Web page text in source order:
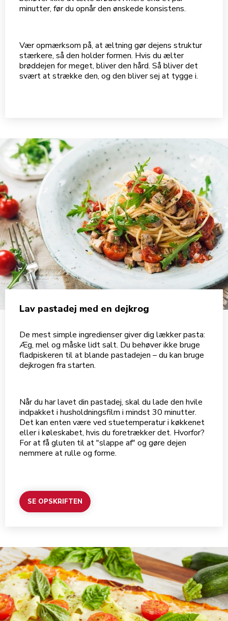
minutter, før du opnår den ønskede konsistens.
Vær opmærksom på, at æltning gør dejens struktur
stærkere, så den holder formen. Hvis du ælter
brøddejen for meget, bliver den hård. Så bliver det
svært at strække den, og den bliver sej at tygge i.
Lav pastadej med en dejkrog
De mest simple ingredienser giver dig lækker pasta:
Æg, mel og måske lidt salt. Du behøver ikke bruge
fladpiskeren til at blande pastadejen – du kan bruge
dejkrogen fra starten.
Når du har lavet din pastadej, skal du lade den hvile
indpakket i husholdningsfilm i mindst 30 minutter.
Det kan enten være ved stuetemperatur i køkkenet
eller i køleskabet, hvis du foretrækker det. Hvorfor?
For at få gluten til at "slappe af" og gøre dejen
nemmere at rulle og forme.
SE OPSKRIFTEN